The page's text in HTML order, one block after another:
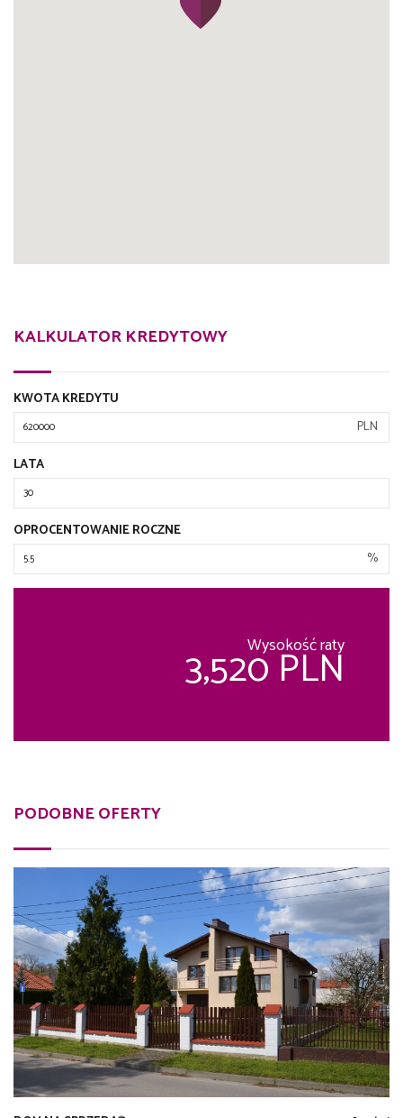
KALKULATOR KREDYTOWY
KWOTA KREDYTU
PLN
LATA
OPROCENTOWANIE ROCZNE
%
Wysokość raty
3,520 PLN
PODOBNE OFERTY